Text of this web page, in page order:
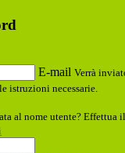
E-mail Verrà
istruzioni necessarie.
al nome utente? Effettua